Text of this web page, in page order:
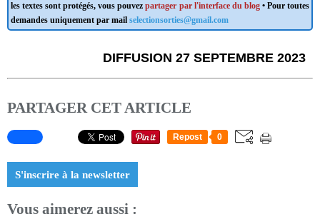
les textes sont protégés, vous pouvezpartager par l'interface du blog• Pour toutes
demandes uniquement par mail selectionsorties@gmail.com
DIFFUSION 27 SEPTEMBRE 2023
PARTAGER CET ARTICLE
Repost 0
S'inscrire à la newsletter
Vous aimerez aussi :